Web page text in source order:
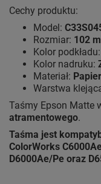
Cechy produktu:
Model:
Rozmiar: 102
Kolor podkładu:
Kolor nadruku:
Materiał: Papier
Warstwa
Taśmy Epson Matte
atramentowego.
Taśma jest
ColorWorks
D6000Ae/Pe oraz